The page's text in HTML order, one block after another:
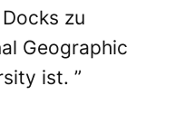
zu
Geographic
ist. ”